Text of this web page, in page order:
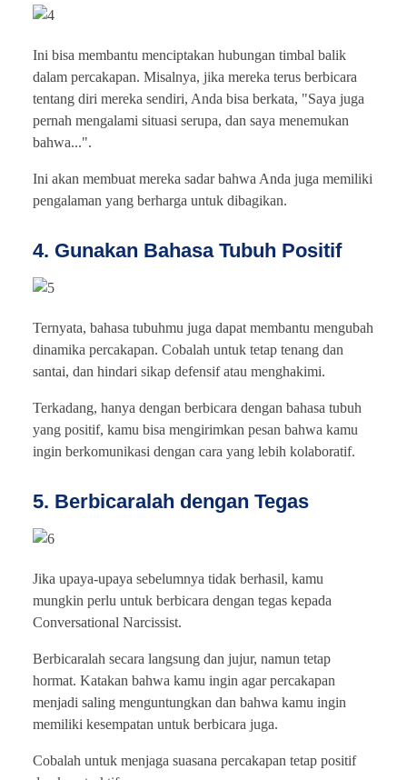
Ini bisa membantu menciptakan hubungan timbal balik
dalam percakapan. Misalnya, jika mereka terus berbicara
tentang diri mereka sendiri, Anda bisa berkata, "Saya juga
pernah mengalami situasi serupa, dan saya menemukan
bahwa...".
Ini akan membuat mereka sadar bahwa Anda juga memiliki
pengalaman yang berharga untuk dibagikan.
4. Gunakan Bahasa Tubuh Positif
Ternyata, bahasa tubuhmu juga dapat membantu mengubah
dinamika percakapan. Cobalah untuk tetap tenang dan
santai, dan hindari sikap defensif atau menghakimi.
Terkadang, hanya dengan berbicara dengan bahasa tubuh
yang positif, kamu bisa mengirimkan pesan bahwa kamu
ingin berkomunikasi dengan cara yang lebih kolaboratif.
5. Berbicaralah dengan Tegas
Jika upaya-upaya sebelumnya tidak berhasil, kamu
mungkin perlu untuk berbicara dengan tegas kepada
Conversational Narcissist.
Berbicaralah secara langsung dan jujur, namun tetap
hormat. Katakan bahwa kamu ingin agar percakapan
menjadi saling menguntungkan dan bahwa kamu ingin
memiliki kesempatan untuk berbicara juga.
Cobalah untuk menjaga suasana percakapan tetap positif